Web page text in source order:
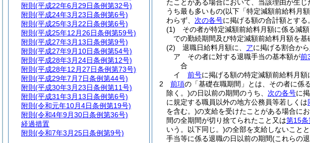
たことがある場合において、当該理由が生じ
うち最も多いもの(以下「特定減額前給料月
わらず、 次の各号に掲げる額の合計額とする。
(1)
その者が特定減額前給料月額に係る減
での勤続期間及び特定減額前給料月額を基
(2)
退職日給料月額に、 アに掲げる割合から
ア
その者に対する退職手当の基本額が前
合
イ
前号に掲げる額の特定減額前給料月額
2
前項の「基礎在職期間」とは、その者に係
除く。)の日以前の期間のうち、 次の各号に
に規定する職員以外の地方公務員等若しくは
を含む。)の支給を受けたことがある場合に
間の全期間が切り捨てられたこと又は第15
いう。以下同じ。)の全部を支給しないこと
手当等に係る退職の日以前の期間(これらの
附則 (平成22年6月29日条例第32号)
附則 (平成24年3月23日条例第6号)
附則 (平成25年3月22日条例第6号)
附則 (平成25年12月26日条例第59号)
附則 (平成27年3月13日条例第9号)
附則 (平成27年9月10日条例第54号)
附則 (平成28年3月24日条例第12号)
附則 (平成28年12月27日条例第73号)
附則 (平成29年7月7日条例第44号)
附則 (平成30年3月23日条例第11号)
附則 (平成31年3月13日条例第6号)
附則 (令和元年10月4日条例第19号)
附則 (令和4年9月30日条例第36号)
経過措置
附則 (令和7年3月25日条例第9号)